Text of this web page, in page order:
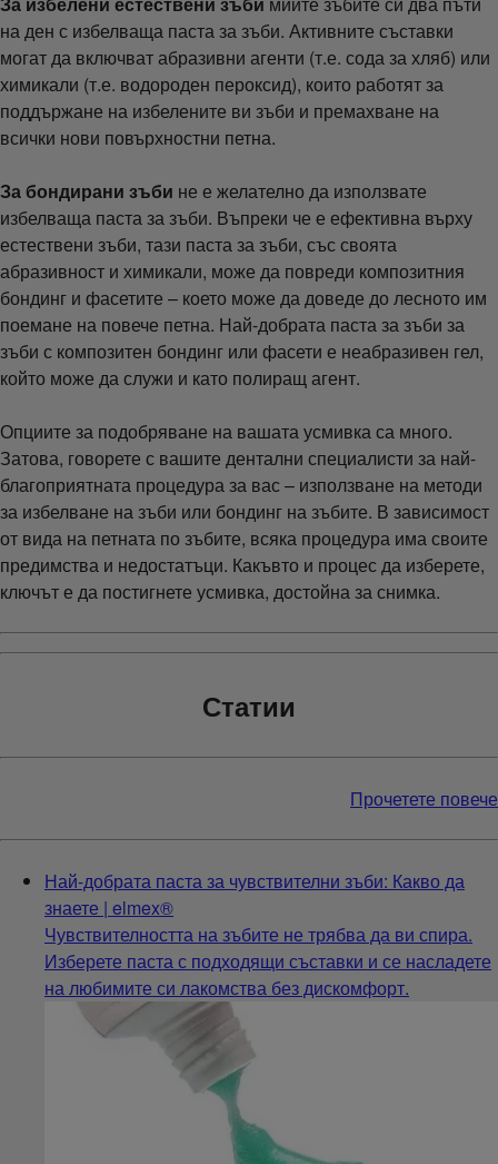
на ден с избелваща паста за зъби. Активните съставки
могат да включват абразивни агенти (т.е. сода за хляб) или
химикали (т.е. водороден пероксид), които работят за
поддържане на избелените ви зъби и премахване на
всички нови повърхностни петна.
За бондирани зъби не е желателно да използвате
избелваща паста за зъби. Въпреки че е ефективна върху
естествени зъби, тази паста за зъби, със своята
абразивност и химикали, може да повреди композитния
бондинг и фасетите – което може да доведе до лесното им
поемане на повече петна. Най-добрата паста за зъби за
зъби с композитен бондинг или фасети е неабразивен гел,
който може да служи и като полиращ агент.
Опциите за подобряване на вашата усмивка са много.
Затова, говорете с вашите дентални специалисти за най-
благоприятната процедура за вас – използване на методи
за избелване на зъби или бондинг на зъбите. В зависимост
от вида на петната по зъбите, всяка процедура има своите
предимства и недостатъци. Какъвто и процес да изберете,
ключът е да постигнете усмивка, достойна за снимка.
Статии
Прочетете повече
Най-добрата паста за чувствителни зъби: Какво да
знаете | elmex®
Чувствителността на зъбите не трябва да ви спира.
Изберете паста с подходящи съставки и се насладете
на любимите си лакомства без дискомфорт.